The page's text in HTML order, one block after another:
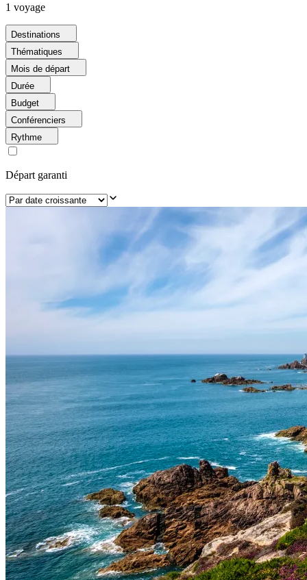
1 voyage
Destinations
Thématiques
Mois de départ
Durée
Budget
Conférenciers
Rythme
Départ garanti